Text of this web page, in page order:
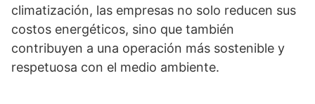
climatización, las empresas no solo reducen sus
costos energéticos, sino que también
contribuyen a una operación más sostenible y
respetuosa con el medio ambiente.